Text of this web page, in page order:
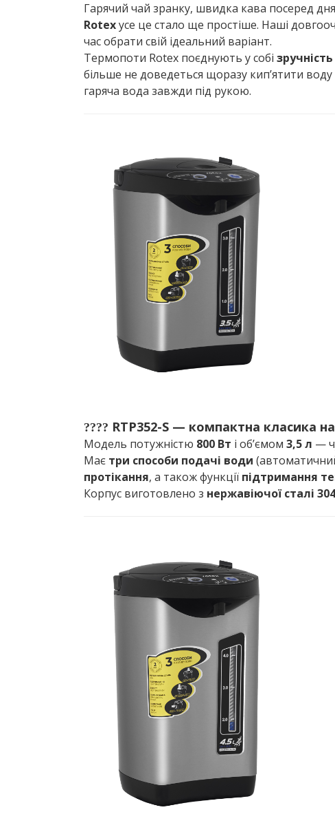
Гарячий чай зранку, швидка кава посеред
Rotexусе це стало ще простіше. Наші
час обрати свій ідеальний варіант.
Термопоти Rotex поєднують у собі
більше не доведеться щоразу кип’ятити
гаряча вода завжди під рукою.
???? RTP352-S — компактна класика
Модель потужністю 800 Вт і об’ємом 3,5 л —
Має три способи подачі води
протікання, а також функції підтримання
Корпус виготовлено з нержавіючої сталі 304